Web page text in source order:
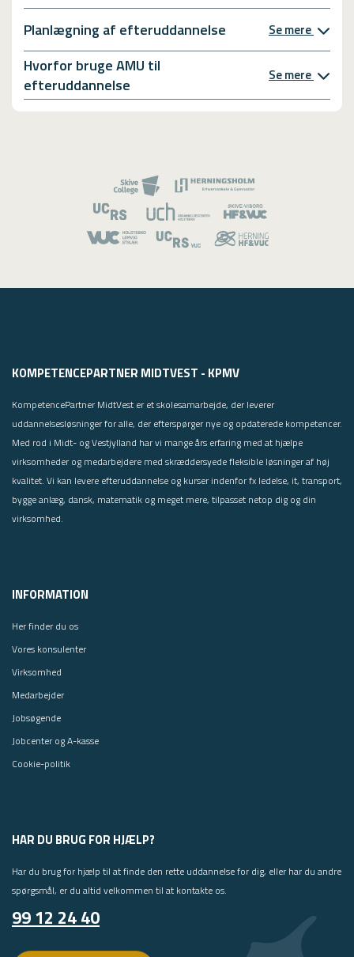
Planlægning af efteruddannelse Se mere
Hvorfor bruge AMU til
efteruddannelse
Se mere
KOMPETENCEPARTNER MIDTVEST - KPMV
KompetencePartner MidtVest er et skolesamarbejde, der leverer
uddannelsesløsninger for alle, der efterspørger nye og opdaterede kompetencer.
Med rod i Midt- og Vestjylland har vi mange års erfaring med at hjælpe
virksomheder og medarbejdere med skræddersyede fleksible løsninger af høj
kvalitet. Vi kan levere efteruddannelse og kurser indenfor fx ledelse, it, transport,
bygge anlæg, dansk, matematik og meget mere, tilpasset netop dig og din
virksomhed.
INFORMATION
Her finder du os
Vores konsulenter
Virksomhed
Medarbejder
Jobsøgende
Jobcenter og A-kasse
Cookie-politik
HAR DU BRUG FOR HJÆLP?
Har du brug for hjælp til at finde den rette uddannelse for dig, eller har du andre
spørgsmål, er du altid velkommen til at kontakte os.
99 12 24 40